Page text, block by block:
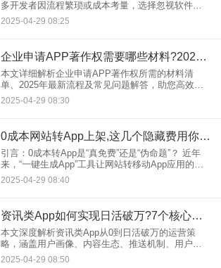
多开发者因流程繁琐或成本考量，选择忽视软件著
作权（以下简称“软著”）的申请。这种侥幸心理可能
带来严重后果。本文将详细分析不申请APP著作权
2025-04-29 08:25
企业申请APP著作权需要哪些材料?2025年新指南与流程!
本文详细解析企业申请APP著作权所需的材料清
单、2025年最新流程及常见问题解答，助您高效完
成登记，保护企业知识产权。 一、为什么企业需要
2025-04-29 08:30
0成本网站转App上架,这几个隐藏费用你必须知道!
引言：0成本转App是“真免费”还是“伪命题”？ 近年
来，“一键生成App”工具让网站转移动App应用的门
槛大幅降低，许多平台甚至打出“0代码、0成本”的旗
号。然而，从网站到成功上架应用商店，真的
2025-04-29 08:40
资讯类App如何实现日活破万?7个核心运营技巧！
本文深度解析资讯类App从0到日活破万的运营策
略，涵盖用户画像、内容生态、推送机制、用户激
励等核心方法，并引用行业案例与数据，助你快速
2025-04-29 08:50